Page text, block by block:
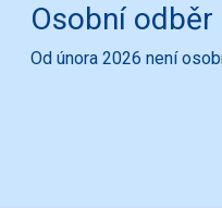
Osobní odběr
Od února 2026 není